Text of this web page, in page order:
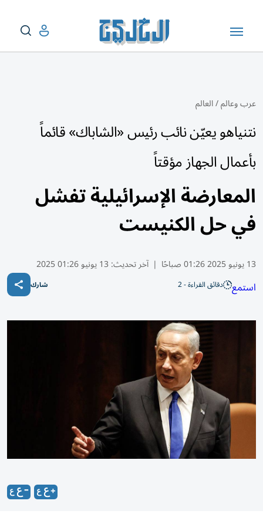
عرب وعالم/العالم
نتنياهو يعيّن نائب رئيس «الشاباك» قائماً
بأعمال الجهاز مؤقتاً
المعارضة الإسرائيلية تفشل
في حل الكنيست
13 يونيو 2025 01:26 صباحًا | آخر تحديث: 13 يونيو 01:26 2025
استمع دقائق القراءة - 2 شارك